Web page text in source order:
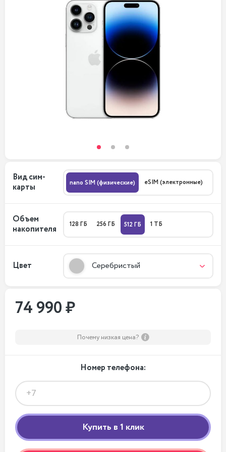
Вид сим-
карты
nano SIM (физические) eSIM (электронные)
Объем
накопителя
128 ГБ 256 ГБ 512 ГБ 1 ТБ
Цвет Серебристый
74 990 ₽
Почему низкая цена?
Номер телефона: